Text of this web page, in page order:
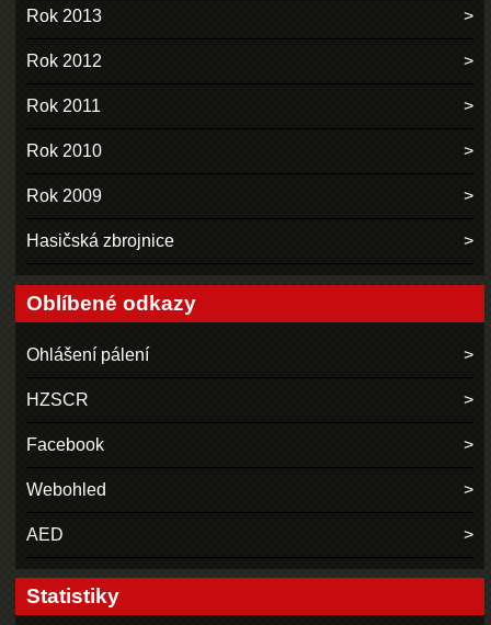
Rok 2013
Rok 2012
Rok 2011
Rok 2010
Rok 2009
Hasičská zbrojnice
Oblíbené odkazy
Ohlášení pálení
HZSCR
Facebook
Webohled
AED
Statistiky